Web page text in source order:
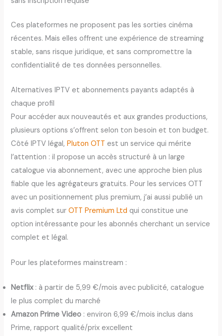
Ces plateformes ne proposent pas les sorties cinéma
récentes. Mais elles offrent une expérience de streaming
stable, sans risque juridique, et sans compromettre la
confidentialité de tes données personnelles.
Alternatives IPTV et abonnements payants adaptés à
chaque profil
Pour accéder aux nouveautés et aux grandes productions,
plusieurs options s’offrent selon ton besoin et ton budget.
Côté IPTV légal,Pluton OTT est un service qui mérite
l’attention : il propose un accès structuré à un large
catalogue via abonnement, avec une approche bien plus
fiable que les agrégateurs gratuits. Pour les services OTT
avec un positionnement plus premium, j’ai aussi publié un
avis complet surOTT Premium Ltd qui constitue une
option intéressante pour les abonnés cherchant un service
complet et légal.
Pour les plateformes mainstream :
Netflix: à partir de 5,99 €/mois avec publicité, catalogue
le plus complet du marché
Amazon Prime Video : environ 6,99 €/mois inclus dans
Prime, rapport qualité/prix excellent